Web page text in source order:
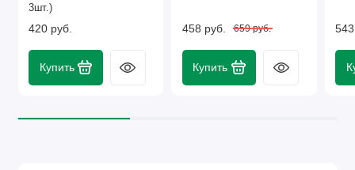
3шт.)
420 руб.
Купить
458 руб. 659 руб.
Купить